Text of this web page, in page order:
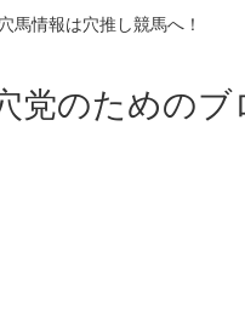
馬情報は穴推し競馬へ！
党のためのブ